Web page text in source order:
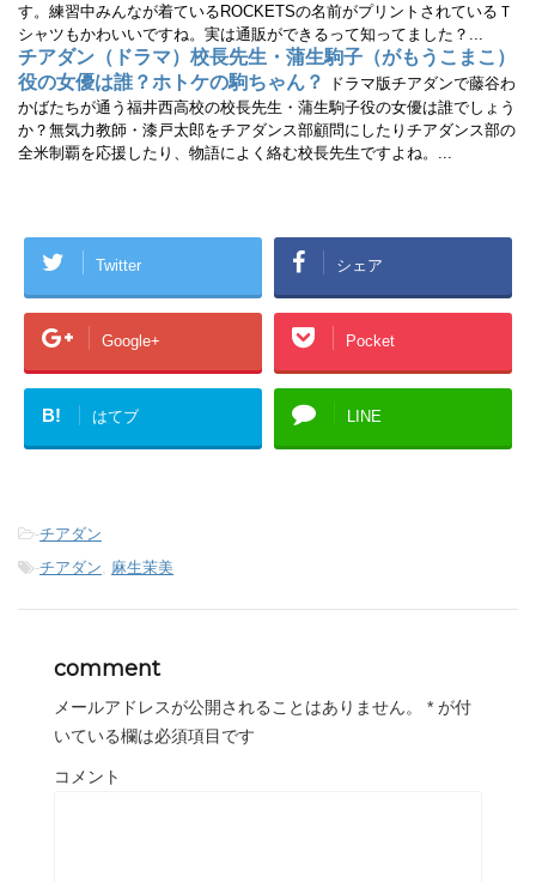
す。練習中みんなが着ているROCKETSの名前がプリントされているＴ
シャツもかわいいですね。実は通販ができるって知ってました？...
チアダン（ドラマ）校長先生・蒲生駒子（がもうこまこ）
役の女優は誰？ホトケの駒ちゃん？
ドラマ版チアダンで藤谷わ
かばたちが通う福井西高校の校長先生・蒲生駒子役の女優は誰でしょう
か？無気力教師・漆戸太郎をチアダンス部顧問にしたりチアダンス部の
全米制覇を応援したり、物語によく絡む校長先生ですよね。...
Twitter シェア
Google+ Pocket
B! はてブ LINE
-チアダン
-チアダン 麻生茉美
comment
メールアドレスが公開されることはありません。 * が付
いている欄は必須項目です
コメント